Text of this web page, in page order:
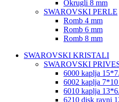
Okrugli 8 mm
SWAROVSKI PERLE
Romb 4 mm
Romb 6 mm
Romb 8 mm
SWAROVSKI KRISTALI
SWAROVSKI
6000 kaplja
6002 kaplja
6010 kaplja
6210 disk ravni